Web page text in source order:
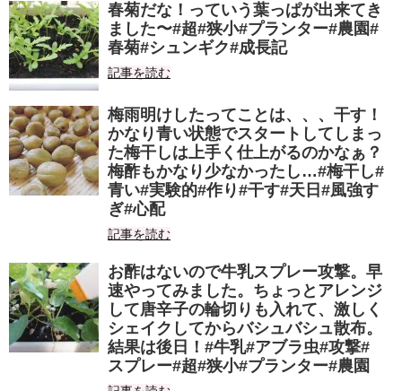
春菊だな！っていう葉っぱが出来てき
ました〜#超#狭小#プランター#農園#
春菊#シュンギク#成長記
記事を読む
梅雨明けしたってことは、、、干す！
かなり青い状態でスタートしてしまっ
た梅干しは上手く仕上がるのかなぁ？
梅酢もかなり少なかったし…#梅干し#
青い#実験的#作り#干す#天日#風強す
ぎ#心配
記事を読む
お酢はないので牛乳スプレー攻撃。早
速やってみました。ちょっとアレンジ
して唐辛子の輪切りも入れて、激しく
シェイクしてからバシュバシュ散布。
結果は後日！#牛乳#アブラ虫#攻撃#
スプレー#超#狭小#プランター#農園